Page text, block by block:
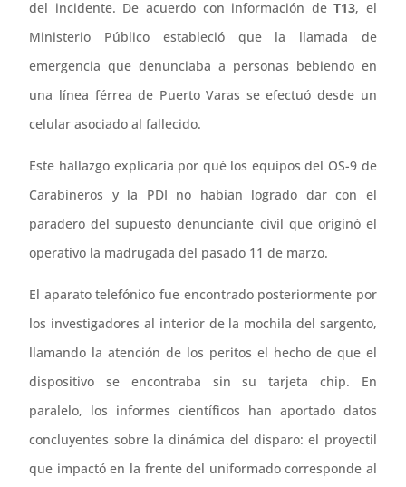
del incidente. De acuerdo con información deT13, el
Ministerio Público estableció que la llamada de
emergencia que denunciaba a personas bebiendo en
una línea férrea de Puerto Varas se efectuó desde un
celular asociado al fallecido.
Este hallazgo explicaría por qué los equipos del OS-9 de
Carabineros y la PDI no habían logrado dar con el
paradero del supuesto denunciante civil que originó el
operativo la madrugada del pasado 11 de marzo.
El aparato telefónico fue encontrado posteriormente por
los investigadores al interior de la mochila del sargento,
llamando la atención de los peritos el hecho de que el
dispositivo se encontraba sin su tarjeta chip. En
paralelo, los informes científicos han aportado datos
concluyentes sobre la dinámica del disparo: el proyectil
que impactó en la frente del uniformado corresponde al